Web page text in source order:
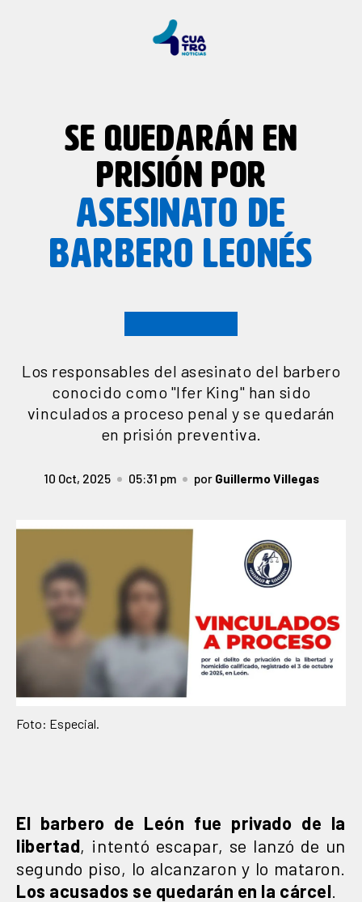
SE QUEDARÁN EN
PRISIÓN POR
ASESINATO DE
BARBERO LEONÉS
Los responsables del asesinato del barbero
conocido como "Ifer King" han sido
vinculados a proceso penal y se quedarán
en prisión preventiva.
10 Oct, 2025 05:31 pm por Guillermo Villegas
Foto: Especial.
El barbero de León fue privado de la
libertad, intentó escapar, se lanzó de un
segundo piso, lo alcanzaron y lo mataron.
Los acusados se quedarán en la cárcel